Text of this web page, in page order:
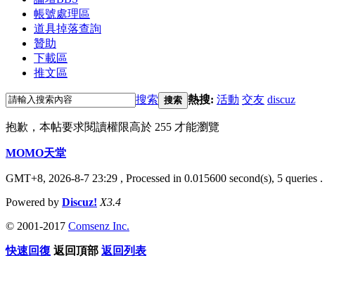
帳號處理區
道具掉落查詢
贊助
下載區
推文區
搜索 搜索 熱搜: 活動 交友 discuz
抱歉，本帖要求閱讀權限高於 255 才能瀏覽
MOMO天堂
GMT+8, 2026-8-7 23:29 , Processed in 0.015600 second(s), 5 queries .
Powered by Discuz! X3.4
© 2001-2017 Comsenz Inc.
快速回復 返回頂部 返回列表